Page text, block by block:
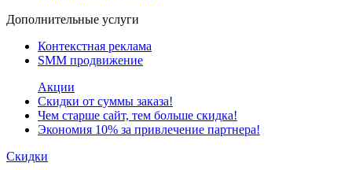
Дополнительные услуги
Контекстная реклама
SMM продвижение
Акции
Скидки от суммы заказа!
Чем старше сайт, тем больше скидка!
Экономия 10% за привлечение партнера!
Скидки